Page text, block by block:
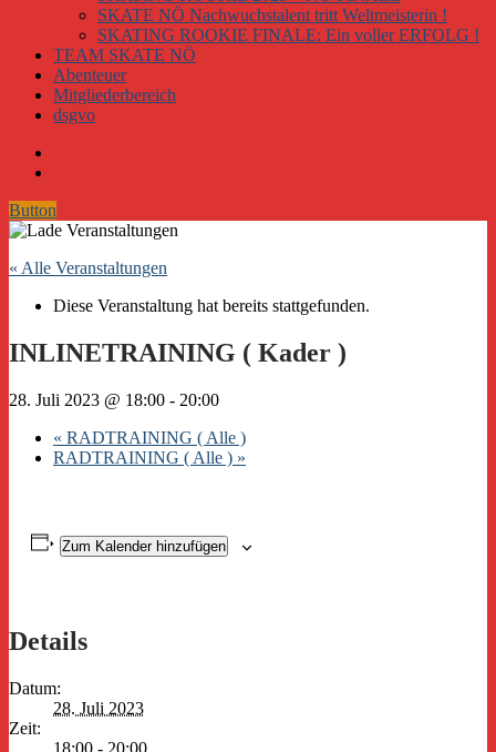
SKATE NÖ Nachwuchstalent tritt Weltmeisterin !
SKATING ROOKIE FINALE: Ein voller ERFOLG !
TEAM SKATE NÖ
Abenteuer
Mitgliederbereich
dsgvo
Button
« Alle Veranstaltungen
Diese Veranstaltung hat bereits stattgefunden.
INLINETRAINING ( Kader )
28. Juli 2023 @ 18:00 - 20:00
« RADTRAINING ( Alle )
RADTRAINING ( Alle ) »
Zum Kalender hinzufügen
Details
Datum:
28. Juli 2023
Zeit:
18:00 - 20:00